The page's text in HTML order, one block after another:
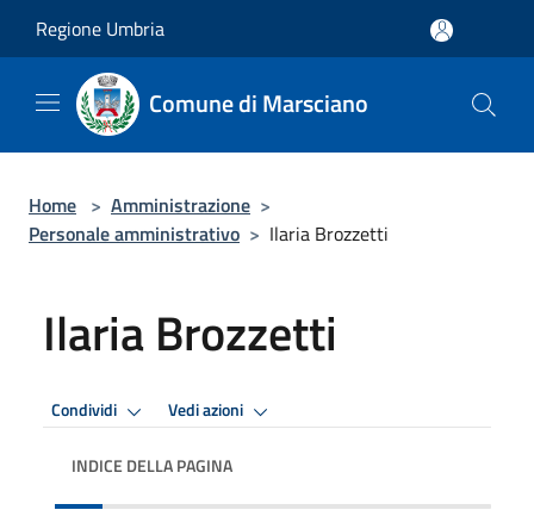
Regione Umbria
Comune di Marsciano
Home > Amministrazione >
Personale amministrativo > Ilaria Brozzetti
Ilaria Brozzetti
Condividi Vedi azioni
INDICE DELLA PAGINA